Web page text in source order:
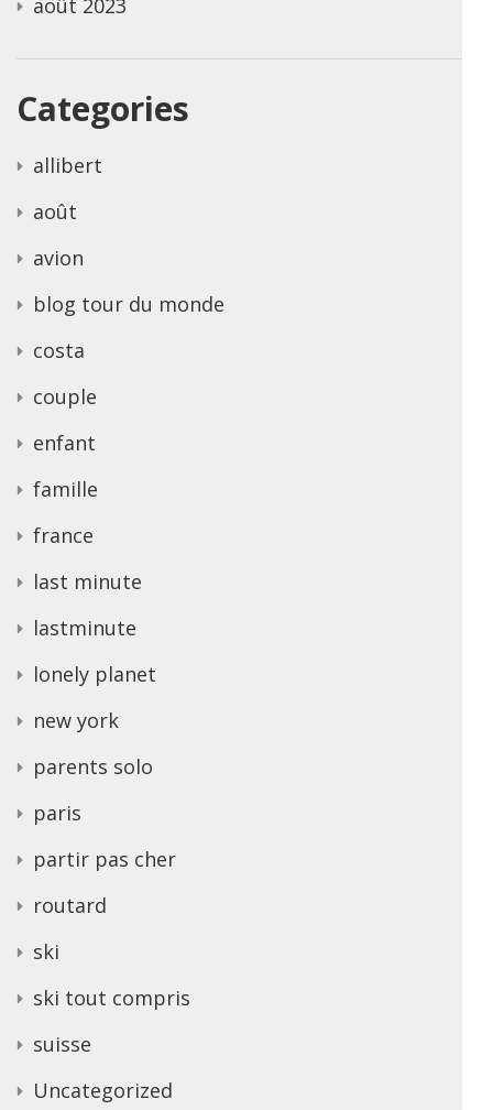
Categories
allibert
août
avion
blog tour du monde
costa
couple
enfant
famille
france
last minute
lastminute
lonely planet
new york
parents solo
paris
partir pas cher
routard
ski
ski tout compris
suisse
Uncategorized